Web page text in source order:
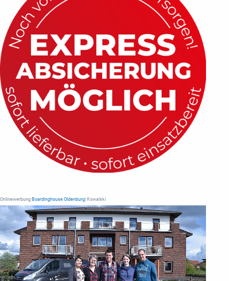
Onlinewerbung Boardinghouse Oldenburg | Kowalski